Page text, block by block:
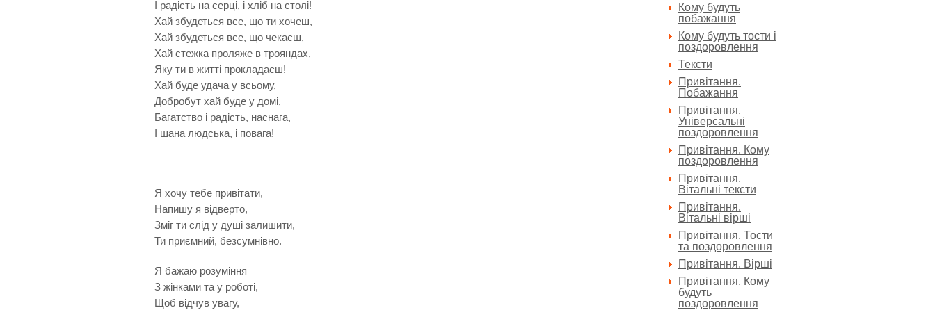
І радість на серці, і хліб на столі!
Хай збудеться все, що ти хочеш,
Хай збудеться все, що чекаєш,
Хай стежка проляже в трояндах,
Яку ти в житті прокладаєш!
Хай буде удача у всьому,
Добробут хай буде у домі,
Багатство і радість, наснага,
І шана людська, і повага!
Я хочу тебе привітати,
Напишу я відверто,
Зміг ти слід у душі залишити,
Ти приємний, безсумнівно.
Я бажаю розуміння
З жінками та у роботі,
Щоб відчув увагу,
Кому будуть
побажання
Кому будуть тости і
поздоровлення
Тексти
Привітання.
Побажання
Привітання.
Універсальні
поздоровлення
Привітання. Кому
поздоровлення
Привітання.
Вітальні тексти
Привітання.
Вітальні вірші
Привітання. Тости
та поздоровлення
Привітання. Вірші
Привітання. Кому
будуть
поздоровлення